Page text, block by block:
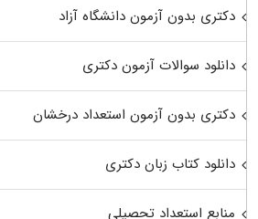
دکتری بدون آزمون دانشگاه آزاد
دانلود سوالات آزمون دکتری
دکتری بدون آزمون استعداد درخشان
دانلود کتاب زبان دکتری
منابع استعداد تحصیلی